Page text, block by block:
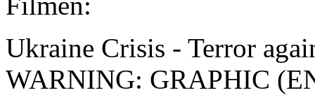
Ukraine Crisis - Terror
WARNING: GRAPHIC